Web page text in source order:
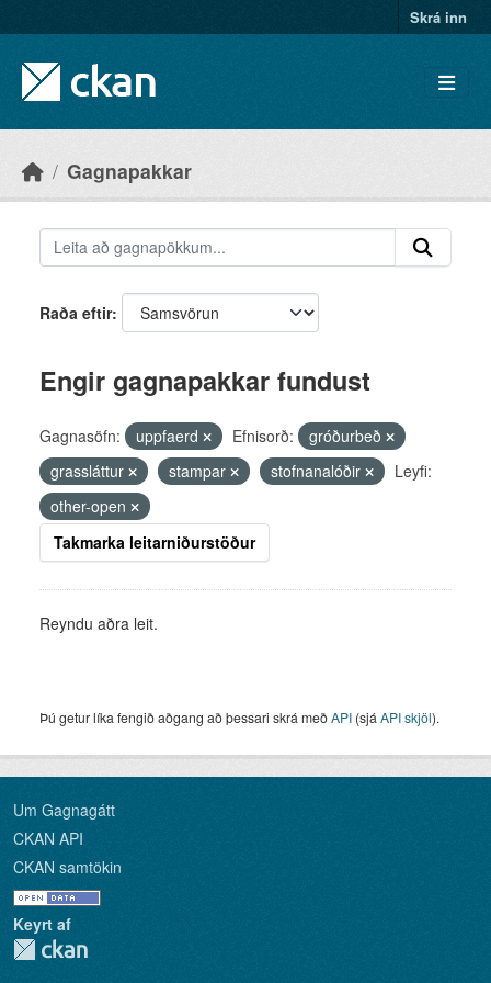
Skrá inn
Gagnapakkar
Raða eftir
Engir gagnapakkar fundust
Gagnasöfn: uppfaerd Efnisorð:
gróðurbeð
grassláttur
stampar stofnanalóðir
Leyfi:
other-open
Takmarka leitarniðurstöður
Reyndu aðra leit.
Þú getur líka fengið aðgang að þessari skrá meðAPI (sjá API skjöl).
Um Gagnagátt
CKAN API
CKAN samtökin
Keyrt af